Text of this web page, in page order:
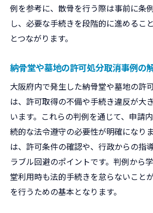
例を参考に、散骨を行う際は事前に条
し、必要な手続きを段階的に進めるこ
とつながります。
納骨堂や墓地の許可処分取消事例の
大阪府内で発生した納骨堂や墓地の許
は、許可取得の不備や手続き違反が大
います。これらの判例を通じて、申請
続的な法令遵守の必要性が明確になり
は、許可条件の確認や、行政からの指
ラブル回避のポイントです。判例から
堂利用時も法的手続きを怠らないこと
を行うための基本となります。